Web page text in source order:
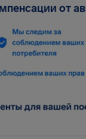
от